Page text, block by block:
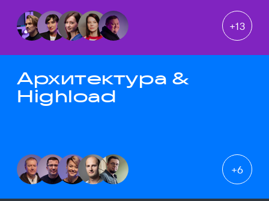
+13
Архитектура &
Highload
+6